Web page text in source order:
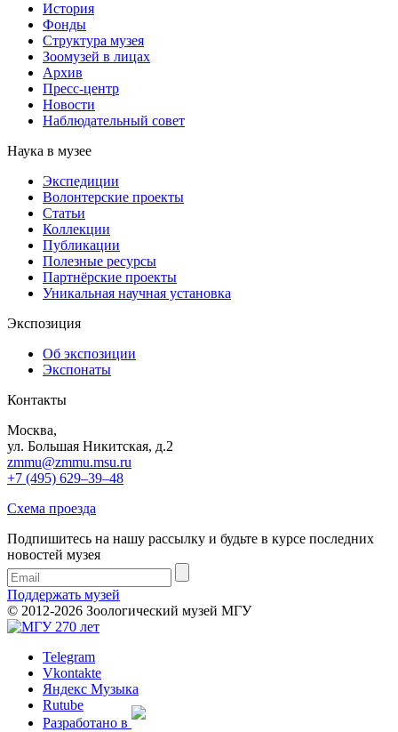
История
Фонды
Структура музея
Зоомузей в лицах
Архив
Пресс-центр
Новости
Наблюдательный совет
Наука в музее
Экспедиции
Волонтерские проекты
Статьи
Коллекции
Публикации
Полезные ресурсы
Партнёрские проекты
Уникальная научная установка
Экспозиция
Об экспозиции
Экспонаты
Контакты
Москва,
ул. Большая Никитская, д.2
zmmu@zmmu.msu.ru
+7 (495) 629–39–48
Схема проезда
Подпишитесь на нашу рассылку и будьте в курсе последних
новостей музея
Поддержать музей
© 2012-2026 Зоологический музей МГУ
Telegram
Vkontakte
Яндекс Музыка
Rutube
Разработано в